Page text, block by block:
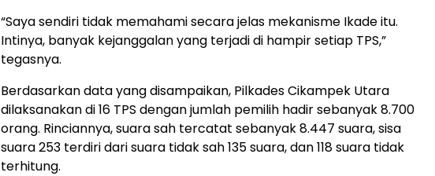
“Saya sendiri tidak memahami secara jelas mekanisme Ikade itu.
Intinya, banyak kejanggalan yang terjadi di hampir setiap TPS,”
tegasnya.
Berdasarkan data yang disampaikan, Pilkades Cikampek Utara
dilaksanakan di 16 TPS dengan jumlah pemilih hadir sebanyak 8.700
orang. Rinciannya, suara sah tercatat sebanyak 8.447 suara, sisa
suara 253 terdiri dari suara tidak sah 135 suara, dan 118 suara tidak
terhitung.